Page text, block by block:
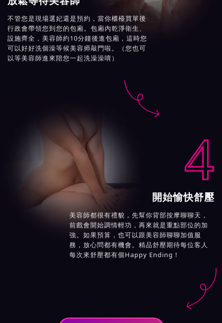
不管您是現場選妃還是預約，當你櫃檯買單後
行政會帶領您到您的包廂。包廂內乾淨衛生、
設施齊全，美容師約10分鐘後進包廂，這時您
可以好好洗個澡等候美容师敲門啦。（您也可
以等美容師進來陪您一起洗澡澡唷）

4
開始愉快舒壓
美容師都很有禮貌，先幫你背部按摩聊聊天，
前戲會開始調情輕功，再來就是重點部位的加
強。如果預算，也可以跟美容師聊聊加值服
務，放心問都有機會。精品舒壓期待每位客人
每次來舒壓都有個Happy Ending！